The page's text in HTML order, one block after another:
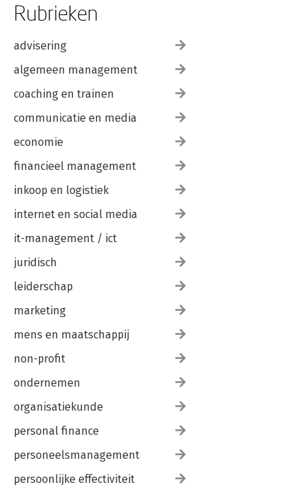
Rubrieken
advisering
algemeen management
coaching en trainen
communicatie en media
economie
financieel management
inkoop en logistiek
internet en social media
it-management / ict
juridisch
leiderschap
marketing
mens en maatschappij
non-profit
ondernemen
organisatiekunde
personal finance
personeelsmanagement
persoonlijke effectiviteit